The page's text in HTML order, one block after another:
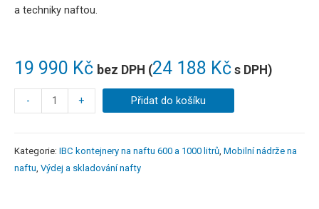
19 990 Kč bez DPH (24 188 Kč s DPH)
a techniky naftou.
- + Přidat do košíku
Kategorie: IBC kontejnery na naftu 600 a 1000 litrů, Mobilní nádrže na
naftu, Výdej a skladování nafty